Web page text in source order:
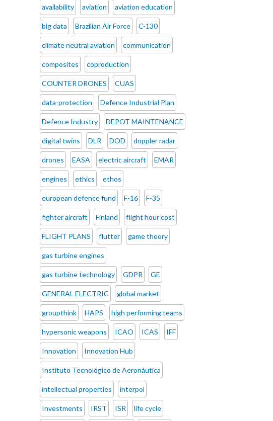
availability aviation aviation education
big data Brazilian Air Force C-130
climate neutral aviation communication
composites coproduction
COUNTER DRONES CUAS
data-protection Defence Industrial Plan
Defence Industry DEPOT MAINTENANCE
digital twins DLR DOD doppler radar
drones EASA electric aircraft EMAR
engines ethics ethos
european defence fund F-16 F-35
fighter aircraft Finland flight hour cost
FLIGHT PLANS flutter game theory
gas turbine engines
gas turbine technology GDPR GE
GENERAL ELECTRIC global market
groupthink HAPS high performing teams
hypersonic weapons ICAO ICAS IFF
Innovation Innovation Hub
Instituto Tecnológico de Aeronáutica
intellectual properties interpol
Investments IRST ISR life cycle